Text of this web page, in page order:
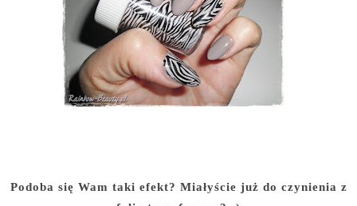
Podoba się Wam taki efekt? Miałyście już do czynienia z